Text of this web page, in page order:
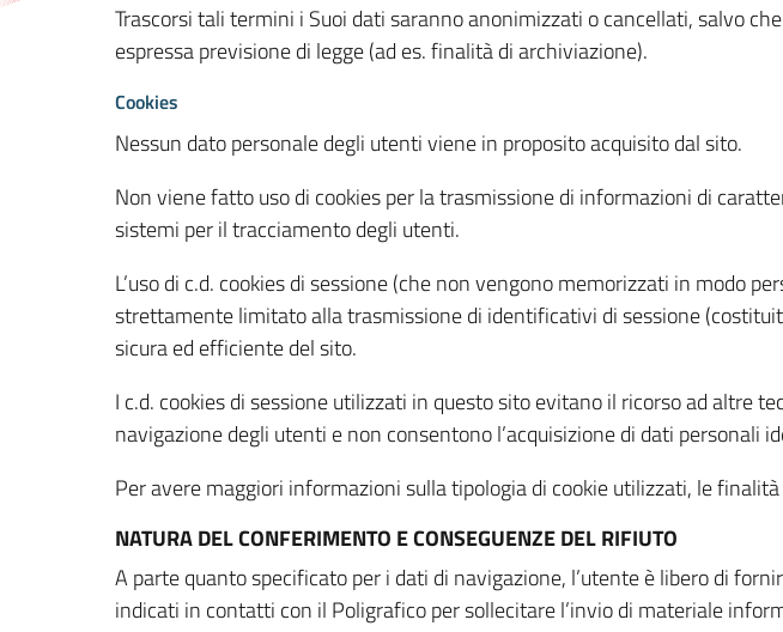
Trascorsi tali termini i Suoi dati saranno anonimizzati o cancellati, salvo
espressa previsione di legge (ad es. finalità di archiviazione).
Cookies
Nessun dato personale degli utenti viene in proposito acquisito dal sito.
Non viene fatto uso di cookies per la trasmissione di informazioni di
sistemi per il tracciamento degli utenti.
L’uso di c.d. cookies di sessione (che non vengono memorizzati in modo
strettamente limitato alla trasmissione di identificativi di sessione
sicura ed efficiente del sito.
I c.d. cookies di sessione utilizzati in questo sito evitano il ricorso ad altre
navigazione degli utenti e non consentono l’acquisizione di dati personali
Per avere maggiori informazioni sulla tipologia di cookie utilizzati, le
NATURA DEL CONFERIMENTO E CONSEGUENZE DEL RIFIUTO
A parte quanto specificato per i dati di navigazione, l’utente è libero di
indicati in contatti con il Poligrafico per sollecitare l’invio di materiale